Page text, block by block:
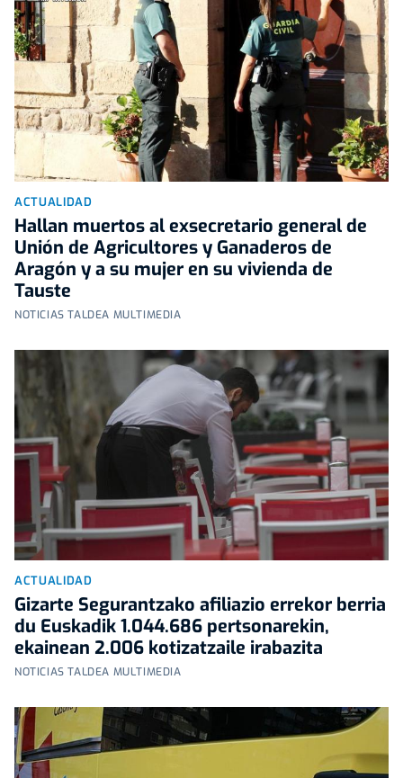
ACTUALIDAD
Hallan muertos al exsecretario general de
Unión de Agricultores y Ganaderos de
Aragón y a su mujer en su vivienda de
Tauste
NOTICIAS TALDEA MULTIMEDIA
ACTUALIDAD
Gizarte Segurantzako afiliazio errekor berria
du Euskadik 1.044.686 pertsonarekin,
ekainean 2.006 kotizatzaile irabazita
NOTICIAS TALDEA MULTIMEDIA